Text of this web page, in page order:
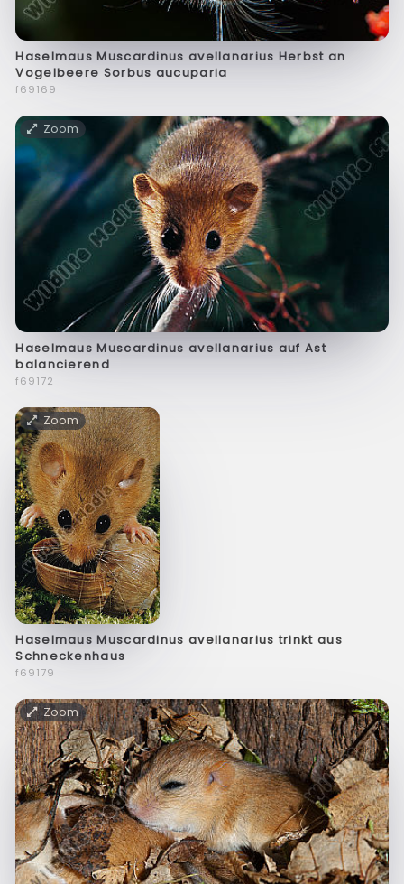
Haselmaus Muscardinus avellanarius Herbst an
Vogelbeere Sorbus aucuparia
f69169
Zoom
Haselmaus Muscardinus avellanarius auf Ast
balancierend
f69172
Zoom
Haselmaus Muscardinus avellanarius trinkt aus
Schneckenhaus
f69179
Zoom